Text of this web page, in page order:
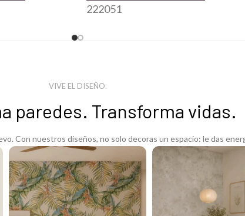
222051
VIVE EL DISEÑO.
paredes. Transforma vidas.
Con nuestros diseños, no solo decoras un espacio: le das